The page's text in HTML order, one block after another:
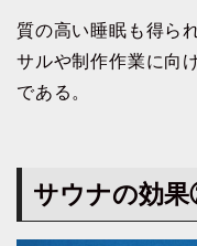
質の高い睡眠も得ら
サルや制作作業に向
である。
サウナの効